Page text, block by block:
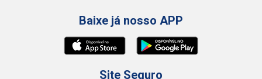
Baixe já nosso APP
Site Seguro